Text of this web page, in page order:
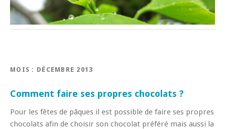
MOIS : DÉCEMBRE 2013
Comment faire ses propres chocolats ?
Pour les fêtes de pâques il est possible de faire ses propres
chocolats afin de choisir son chocolat préféré mais aussi la